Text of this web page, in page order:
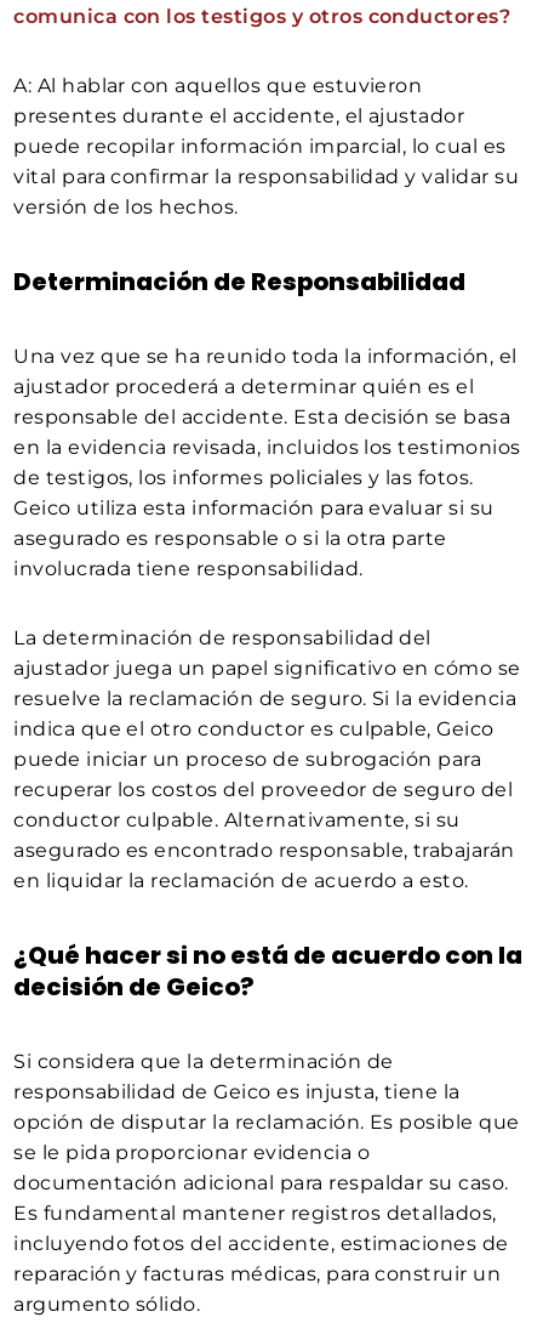
comunica con los testigos y otros conductores?
A: Al hablar con aquellos que estuvieron
presentes durante el accidente, el ajustador
puede recopilar información imparcial, lo cual es
vital para confirmar la responsabilidad y validar su
versión de los hechos.
Determinación de Responsabilidad
Una vez que se ha reunido toda la información, el
ajustador procederá a determinar quién es el
responsable del accidente. Esta decisión se basa
en la evidencia revisada, incluidos los testimonios
de testigos, los informes policiales y las fotos.
Geico utiliza esta información para evaluar si su
asegurado es responsable o si la otra parte
involucrada tiene responsabilidad.
La determinación de responsabilidad del
ajustador juega un papel significativo en cómo se
resuelve la reclamación de seguro. Si la evidencia
indica que el otro conductor es culpable, Geico
puede iniciar un proceso de subrogación para
recuperar los costos del proveedor de seguro del
conductor culpable. Alternativamente, si su
asegurado es encontrado responsable, trabajarán
en liquidar la reclamación de acuerdo a esto.
¿Qué hacer si no está de acuerdo con la
decisión de Geico?
Si considera que la determinación de
responsabilidad de Geico es injusta, tiene la
opción de disputar la reclamación. Es posible que
se le pida proporcionar evidencia o
documentación adicional para respaldar su caso.
Es fundamental mantener registros detallados,
incluyendo fotos del accidente, estimaciones de
reparación y facturas médicas, para construir un
argumento sólido.